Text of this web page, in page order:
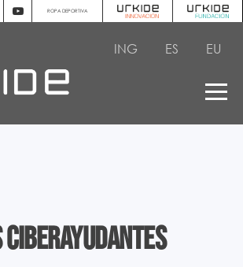
ROPA DEPORTIVA
ING ES EU
ciberayudantes